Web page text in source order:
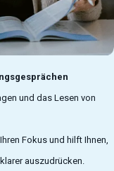
und das Lesen von
Fokus und hilft Ihnen,
auszudrücken.